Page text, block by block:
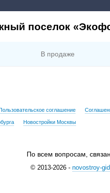
поселок
В продаже
Пользовательское соглашение
Новостройки Москвы
По всем вопросам,
© 2013-2026 - novostroy-